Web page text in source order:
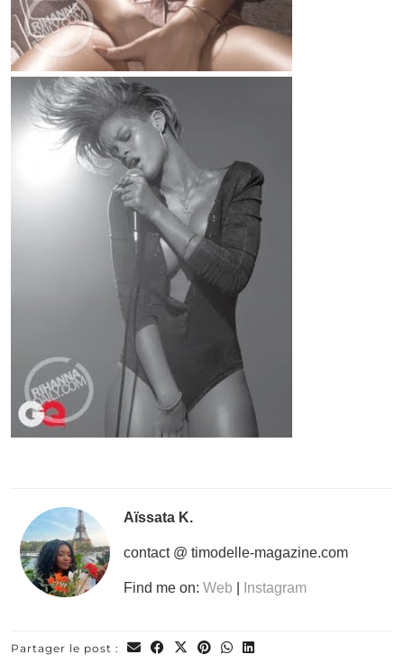
Aïssata K.
contact @ timodelle-magazine.com
Find me on: Web Instagram
Partager le post :